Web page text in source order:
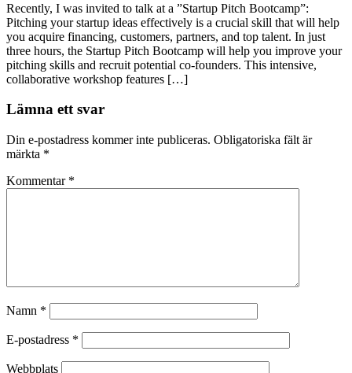
Recently, I was invited to talk at a ”Startup Pitch Bootcamp”:
Pitching your startup ideas effectively is a crucial skill that will help
you acquire financing, customers, partners, and top talent. In just
three hours, the Startup Pitch Bootcamp will help you improve your
pitching skills and recruit potential co-founders. This intensive,
collaborative workshop features […]
Lämna ett svar
Din e-postadress kommer inte publiceras. Obligatoriska fält är
märkta *
Kommentar *
Namn *
E-postadress *
Webbplats